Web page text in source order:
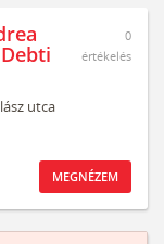
utca
0
értékelés
MEGNÉZEM